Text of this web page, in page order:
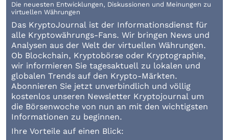
Die neuesten Entwicklungen, Diskussionen und Meinungen zu
virtuellen Währungen
Das KryptoJournal ist der Informationsdienst für
alle Kryptowährungs-Fans. Wir bringen News und
Analysen aus der Welt der virtuellen Währungen.
Ob Blockchain, Kryptobörse oder Kryptographie,
wir informieren Sie tagesaktuell zu lokalen und
globalen Trends auf den Krypto-Märkten.
Abonnieren Sie jetzt unverbindlich und völlig
kostenlos unseren Newsletter Kryptojournal um
die Börsenwoche von nun an mit den wichtigsten
Informationen zu beginnen.
Ihre Vorteile auf einen Blick: